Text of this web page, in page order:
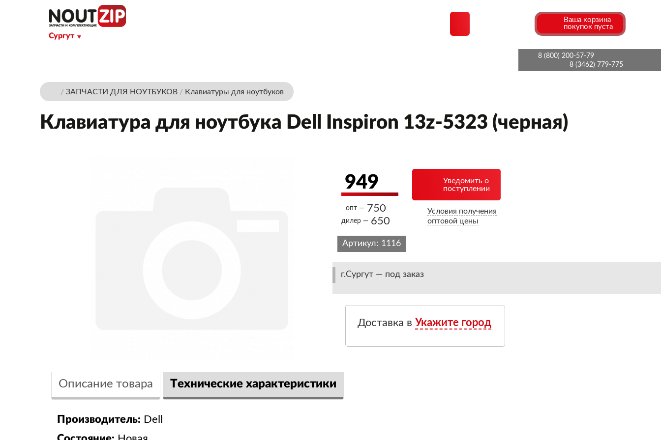
Сургут
Ваша корзина
покупок пуста
8 (800) 200-57-79
8 (3462) 779-775
/ ЗАПЧАСТИ ДЛЯ НОУТБУКОВ/ Клавиатуры для ноутбуков
Клавиатура для ноутбука Dell Inspiron 13z-5323 (черная)
949
опт — 750
дилер — 650
Уведомить о
поступлении
Условия получения
оптовой цены
Артикул: 1116
г.Сургут — под заказ
Доставка в Укажите город
Описание товара Технические характеристики
Производитель: Dell